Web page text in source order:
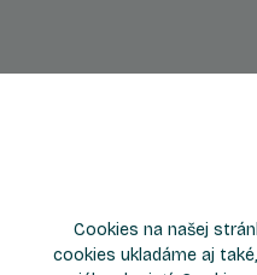
Byt C110
Cookies na našej
cookies ukladáme aj